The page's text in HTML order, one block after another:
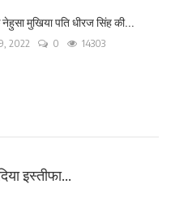
मुखिया पति धीरज सिंह की...
2022 0 14303
इस्तीफा...